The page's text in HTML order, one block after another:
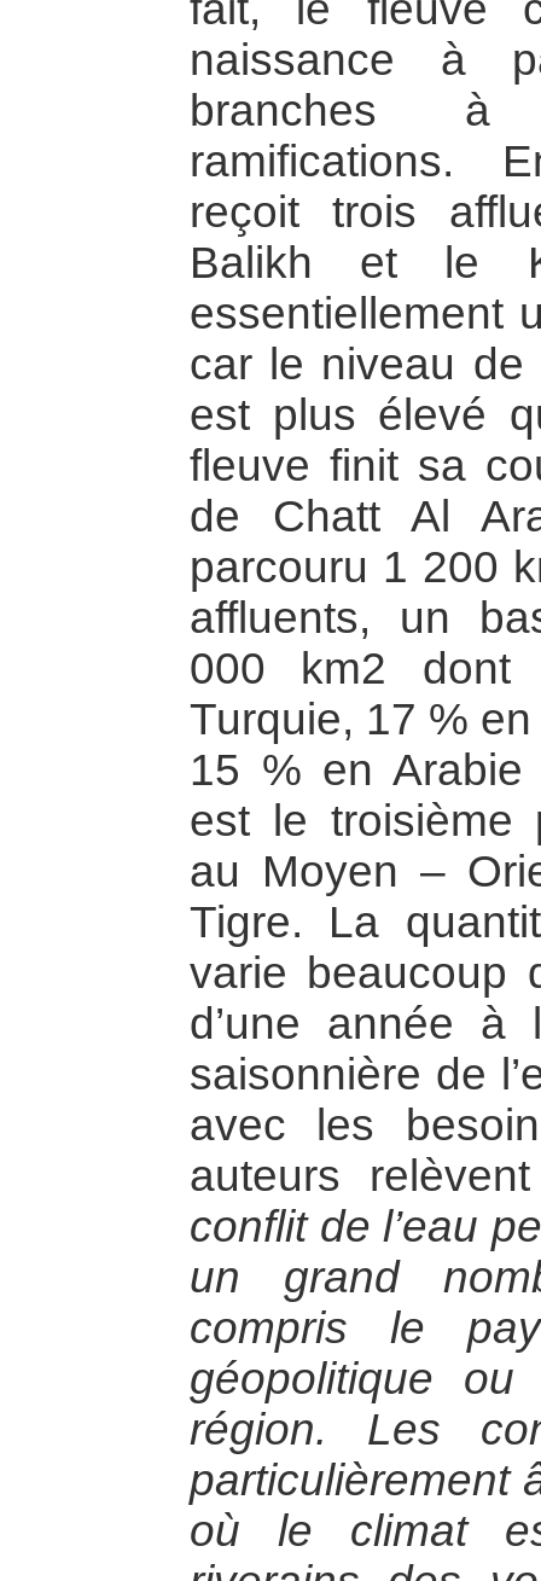
naissance à
branches à
ramifications.
reçoit trois
Balikh et le
essentiellement
car le niveau de
est plus élevé
fleuve finit sa
de Chatt Al
parcouru 1 200
affluents, un
000 km2
Turquie, 17 %
15 % en Arabie
est le troisième
au Moyen –
Tigre. La
varie beaucoup
d’une année à
saisonnière de
avec les
auteurs
conflit de l’eau
un grand
compris le
géopolitique
région. Les
particulièrement
où le climat